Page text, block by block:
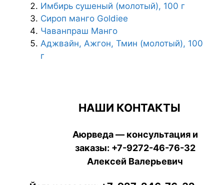
Имбирь сушеный (молотый), 100 г
Сироп манго Goldiee
Чаванпраш Манго
Аджвайн, Ажгон, Тмин (молотый), 100
г
НАШИ КОНТАКТЫ
Аюрведа — консультация и
заказы: +7-9272-46-76-32
Алексей Валерьевич